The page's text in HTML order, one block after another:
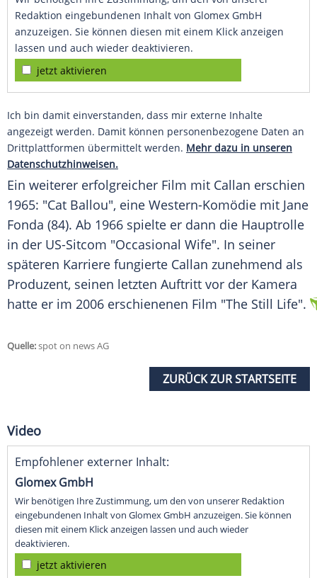
Redaktion eingebundenen Inhalt von Glomex GmbH
anzuzeigen. Sie können diesen mit einem Klick anzeigen
lassen und auch wieder deaktivieren.
jetzt aktivieren
Ich bin damit einverstanden, dass mir externe Inhalte
angezeigt werden. Damit können personenbezogene Daten an
Drittplattformen übermittelt werden. Mehr dazu in unseren
Datenschutzhinweisen.
Ein weiterer erfolgreicher Film mit Callan erschien
1965: "Cat Ballou", eine Western-Komödie mit Jane
Fonda (84). Ab 1966 spielte er dann die Hauptrolle
in der US-Sitcom "Occasional Wife". In seiner
späteren Karriere fungierte Callan zunehmend als
Produzent, seinen letzten Auftritt vor der Kamera
hatte er im 2006 erschienenen Film "The Still Life".
Quelle:spot on news AG
ZURÜCK ZUR STARTSEITE
Video
Empfohlener externer Inhalt:
Glomex GmbH
Wir benötigen Ihre Zustimmung, um den von unserer Redaktion
eingebundenen Inhalt von Glomex GmbH anzuzeigen. Sie können
diesen mit einem Klick anzeigen lassen und auch wieder
deaktivieren.
jetzt aktivieren